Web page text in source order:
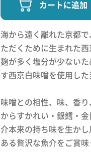
カートに追加
海から遠く離れた京都
ただくために生まれた西
麹が多く塩分が少ない
す西京白味噌を使用した
味噌との相性、味、香
からすかれい・銀鱈・
介本来の持ち味を生か
ある贅沢な魚介をご賞味